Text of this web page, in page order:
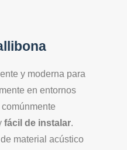
y moderna para
en entornos
fácil de instalar.
material acústico